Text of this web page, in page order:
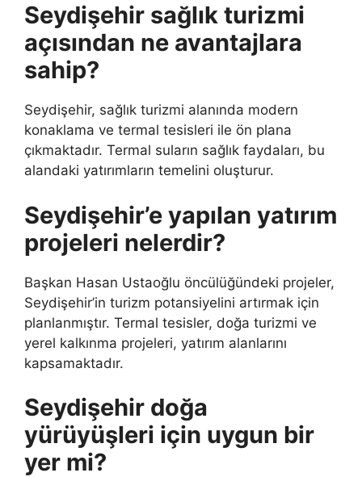
Seydişehir sağlık turizmi
açısından ne avantajlara
sahip?
Seydişehir, sağlık turizmi alanında modern
konaklama ve termal tesisleri ile ön plana
çıkmaktadır. Termal suların sağlık faydaları, bu
alandaki yatırımların temelini oluşturur.
Seydişehir’e yapılan yatırım
projeleri nelerdir?
Başkan Hasan Ustaoğlu öncülüğündeki projeler,
Seydişehir’in turizm potansiyelini artırmak için
planlanmıştır. Termal tesisler, doğa turizmi ve
yerel kalkınma projeleri, yatırım alanlarını
kapsamaktadır.
Seydişehir doğa
yürüyüşleri için uygun bir
yer mi?